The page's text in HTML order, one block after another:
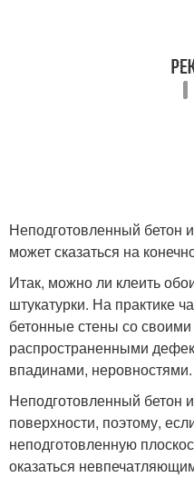
Неподготовленный бетон
может сказаться на
Итак, можно ли клеить
штукатурки. На практике
бетонные стены со
распространенными
впадинами, неровностями.
Неподготовленный бетон
поверхности, поэтому,
неподготовленную
оказаться